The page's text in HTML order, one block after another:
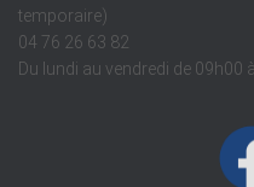
temporaire)
04 76 26 63 82
Du lundi au vendredi de 09h00